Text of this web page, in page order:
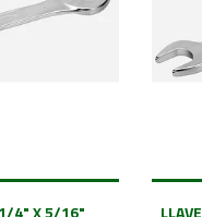
1/4" X 5/16"